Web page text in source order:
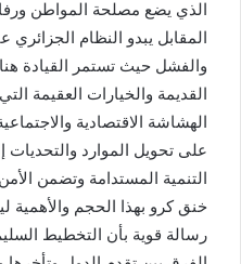
الذي يضع مصلحة المواطن
المقابل يبدو النظام
والفشل حيث تستمر القيادة
القديمة والخيارات العقيمة
الهشاشة الاقتصادية
على تحويل الموارد والتحديات
التنمية المستدامة وتضمن
خنق كرو بهذا الحجم
رسالة قوية بأن التخطيط